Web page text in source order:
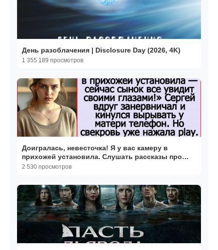
День разоблачения | Disclosure Day (2026, 4K)
1 355 189 просмотров
Доигралась, невесточка! Я у вас камеру в
прихожей установила. Слушать рассказы про
Андрея Белого.
2 530 просмотров